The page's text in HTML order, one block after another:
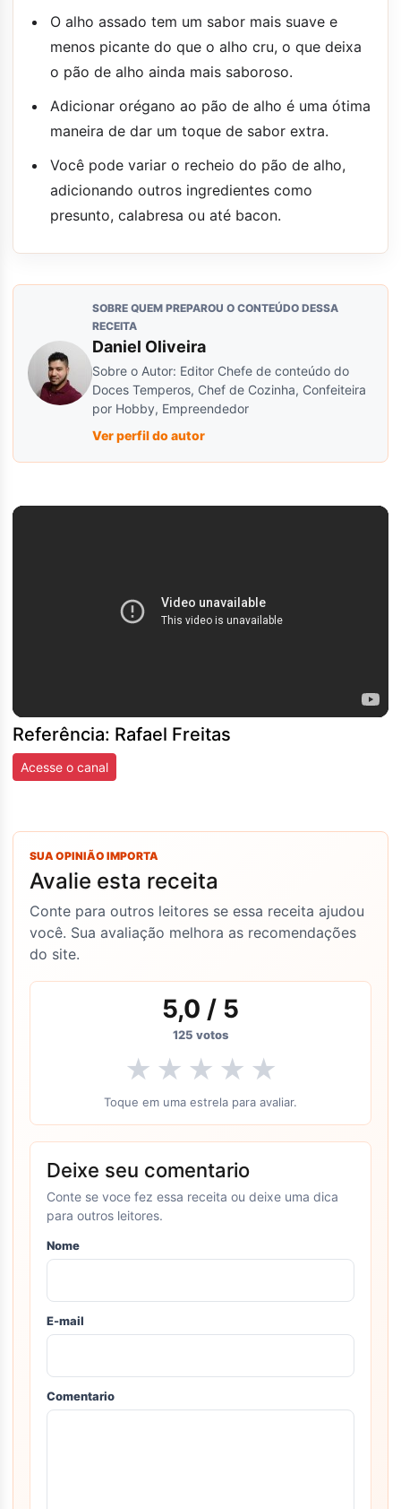
O alho assado tem um sabor mais suave e
menos picante do que o alho cru, o que deixa
o pão de alho ainda mais saboroso.
Adicionar orégano ao pão de alho é uma ótima
maneira de dar um toque de sabor extra.
Você pode variar o recheio do pão de alho,
adicionando outros ingredientes como
presunto, calabresa ou até bacon.
SOBRE QUEM PREPAROU O CONTEÚDO DESSA
RECEITA
Daniel Oliveira
Sobre o Autor: Editor Chefe de conteúdo do
Doces Temperos, Chef de Cozinha, Confeiteira
por Hobby, Empreendedor
Ver perfil do autor
Referência: Rafael Freitas
Acesse o canal
SUA OPINIÃO IMPORTA
Avalie esta receita
Conte para outros leitores se essa receita ajudou
você. Sua avaliação melhora as recomendações
do site.
5,0 / 5
125 votos
★ ★ ★ ★ ★
Toque em uma estrela para avaliar.
Deixe seu comentario
Conte se voce fez essa receita ou deixe uma dica
para outros leitores.
Nome
E-mail
Comentario